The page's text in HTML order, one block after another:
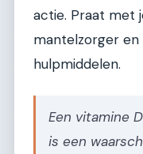
actie. Praat met
mantelzorger
hulpmiddelen.
Een vitamine
is een